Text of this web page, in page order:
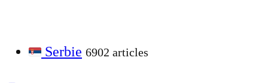
Serbie 6902 articles